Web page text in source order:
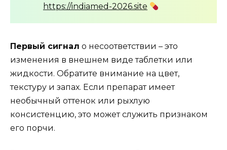
https://indiamed-2026.site
Первый сигнал о несоответствии – это
изменения в внешнем виде таблетки или
жидкости. Обратите внимание на цвет,
текстуру и запах. Если препарат имеет
необычный оттенок или рыхлую
консистенцию, это может служить признаком
его порчи.